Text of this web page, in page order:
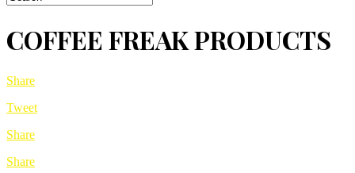
COFFEE FREAK PRODUCTS
Share
Tweet
Share
Share